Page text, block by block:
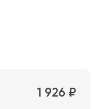
1 926 ₽